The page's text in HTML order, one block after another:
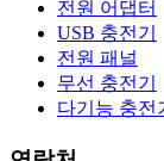
전원 어댑터
USB 충전기
전원 패널
무선 충전기
다기능 충전